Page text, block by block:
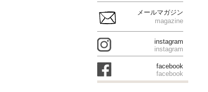
メールマガジン
magazine
instagram
instagram
facebook
facebook